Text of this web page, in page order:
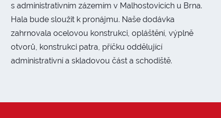
s administrativním zázemím v Malhostovicích u Brna.
Hala bude sloužit k pronájmu. Naše dodávka
zahrnovala ocelovou konstrukci, opláštění, výplně
otvorů, konstrukci patra, příčku oddělující
administrativní a skladovou část a schodiště.